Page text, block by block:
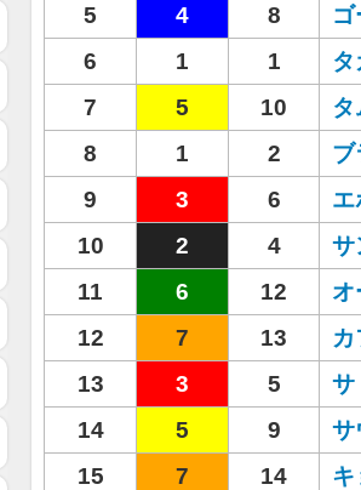
5
4 8
6
1 1
7
5 10
8
1 2 ブ
9
3 6 エ
10
2 4 サ
11
6 12 オ
12
7 13
13
3 5 サ
14
5 9 サ
15
7 14 キ